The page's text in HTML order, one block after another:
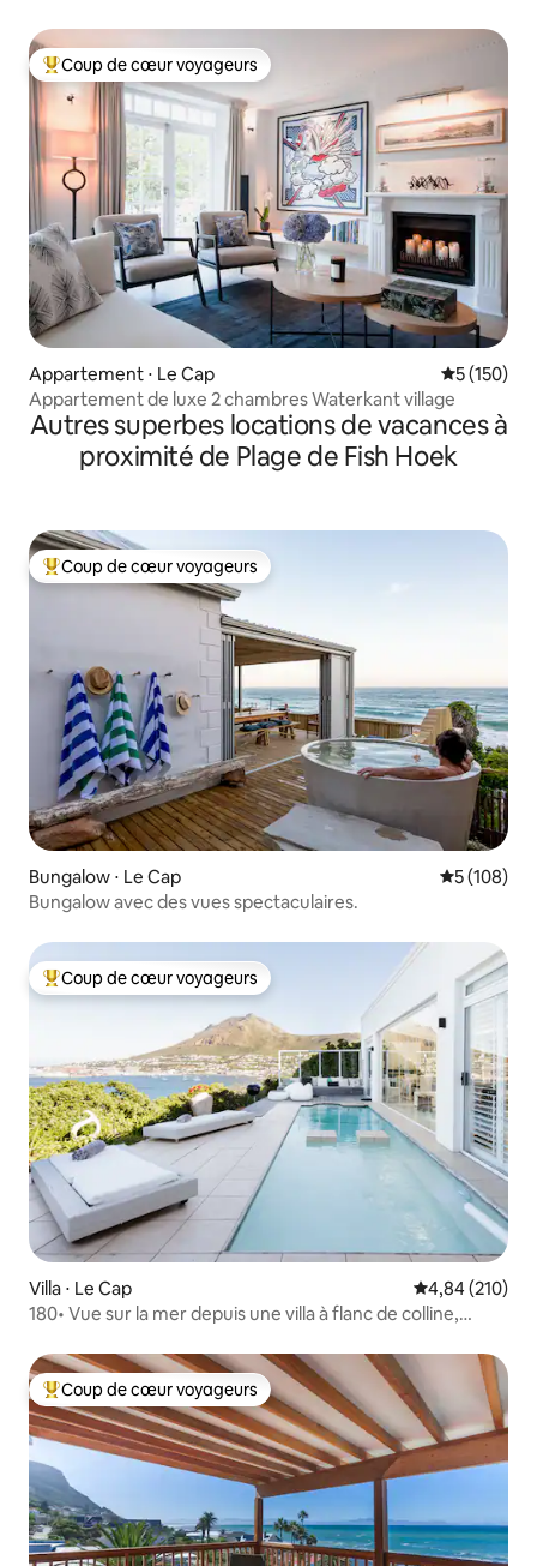
Coups de cœur voyageurs les plus appréciés
Coup de cœur voyageurs
Appartement ⋅ Le Cap Évaluation
5 (150)
Appartement de luxe 2 chambres Waterkant village
Autres superbes locations de vacances à
proximité de Plage de Fish Hoek
Coups de cœur voyageurs les plus appréciés
Coup de cœur voyageurs
Bungalow ⋅ Le Cap Évaluation
5 (108)
Bungalow avec des vues spectaculaires.
Coups de cœur voyageurs les plus appréciés
Coup de cœur voyageurs
Villa ⋅ Le Cap Évaluation
4,84 (210)
180• Vue sur la mer depuis une villa à flanc de colline,
Coups de cœur voyageurs les plus appréciés
Coup de cœur voyageurs